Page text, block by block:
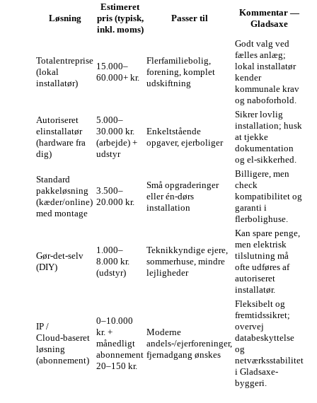
Løsning
Estimeret
pris (typisk,
inkl. moms)
Passer til
Kommentar —
Gladsaxe
Totalentreprise
(lokal
installatør)
15.000–
60.000+ kr.
Flerfamiliebolig,
forening, komplet
udskiftning
Godt valg ved
fælles anlæg;
lokal installatør
kender
kommunale krav
og naboforhold.
Autoriseret
elinstallatør
(hardware fra
dig)
5.000–
30.000 kr.
(arbejde) +
udstyr
Enkeltstående
opgaver, ejerboliger
Sikrer lovlig
installation; husk
at tjekke
dokumentation
og el-sikkerhed.
Standard
pakkeløsning
(kæder/online)
med montage
3.500–
20.000 kr.
Små opgraderinger
eller én-dørs
installation
Billigere, men
check
kompatibilitet og
garanti i
flerbolighuse.
Gør‑det‑selv
(DIY)
1.000–
8.000 kr.
(udstyr)
Teknikkyndige ejere,
sommerhuse, mindre
lejligheder
Kan spare penge,
men elektrisk
tilslutning må
ofte udføres af
autoriseret
installatør.
IP /
Cloud‑baseret
løsning
(abonnement)
0–10.000
kr. +
månedligt
abonnement
20–150 kr.
Moderne
andels-/ejerforeninger,
fjernadgang ønskes
Fleksibelt og
fremtidssikret;
overvej
databeskyttelse
og
netværksstabilitet
i Gladsaxe-
byggeri.